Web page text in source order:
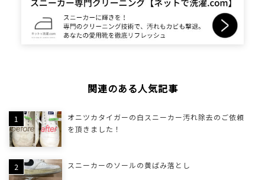
関連のある人気記事
オニツカタイガーの白スニーカー汚れ除去のご依頼
を頂きました！
スニーカーのソールの黄ばみ落とし